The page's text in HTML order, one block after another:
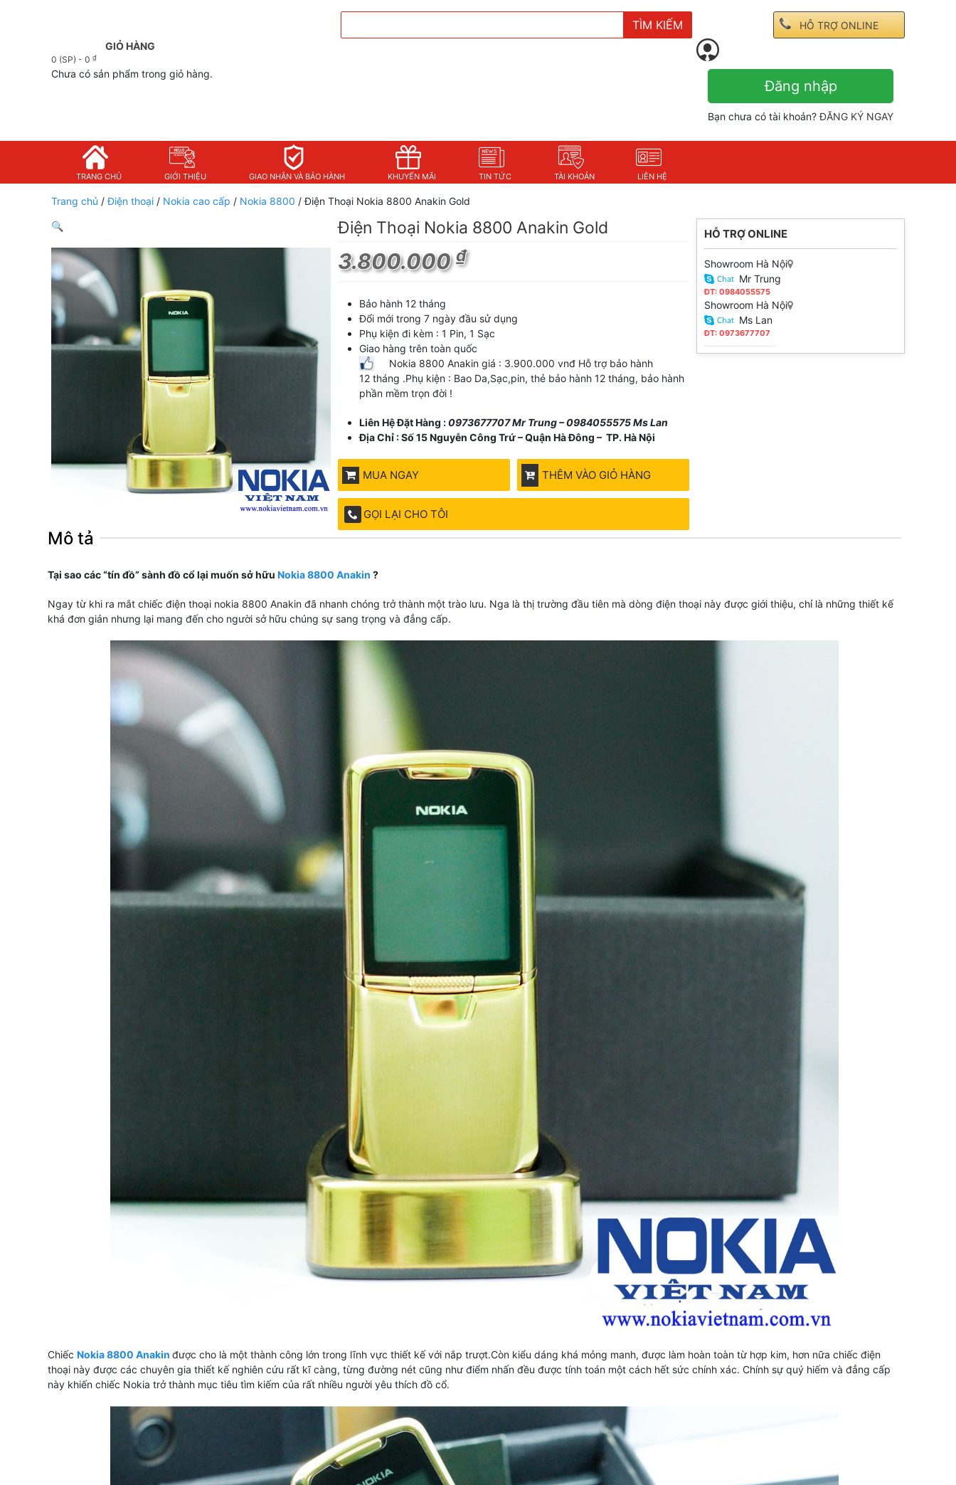
TÌM KIẾM
HỖ TRỢ ONLINE
GIỎ HÀNG
0 (SP) - 0 ₫
Chưa có sản phẩm trong giỏ hàng.
Đăng nhập
Bạn chưa có tài khoản?ĐĂNG KÝ NGAY
TRANG CHỦ GIỚI THIỆU GIAO NHẬN VÀ BẢO HÀNH KHUYẾN MÃI TIN TỨC TÀI KHOẢN LIÊN HỆ
Trang chủ /Điện thoại / Nokia cao cấp / Nokia 8800 / Điện Thoại Nokia 8800 Anakin Gold
🔍 Điện Thoại Nokia 8800 Anakin Gold
3.800.000₫
Bảo hành 12 tháng
Đổi mới trong 7 ngày đầu sử dụng
Phụ kiện đi kèm : 1 Pin, 1 Sạc
Giao hàng trên toàn quốc
Nokia 8800 Anakin giá : 3.900.000 vnđ Hỗ trợ bảo hành
12 tháng .Phụ kiện : Bao Da,Sạc,pin, thẻ bảo hành 12 tháng, bảo hành
phần mềm trọn đời !
Liên Hệ Đặt Hàng :0973677707 Mr Trung – 0984055575 Ms Lan
Địa Chỉ : Số 15 Nguyễn Công Trứ – Quận Hà Đông – TP. Hà Nội
MUA NGAY THÊM VÀO GIỎ HÀNG
GỌI LẠI CHO TÔI
HỖ TRỢ ONLINE
Showroom Hà Nội
Mr Trung
ĐT: 0984055575
Showroom Hà Nội
Ms Lan
ĐT: 0973677707
Mô tả
Tại sao các “tín đồ” sành đồ cổ lại muốn sở hữu Nokia 8800 Anakin ?
Ngay từ khi ra mắt chiếc điện thoại nokia 8800 Anakin đã nhanh chóng trở thành một trào lưu. Nga là thị trường đầu tiên mà dòng điện thoại này được giới thiệu, chỉ là những thiết kế
khá đơn giản nhưng lại mang đến cho người sở hữu chúng sự sang trọng và đẳng cấp.
Chiếc Nokia 8800 Anakin được cho là một thành công lớn trong lĩnh vực thiết kế với nắp trượt.Còn kiểu dáng khá mỏng manh, được làm hoàn toàn từ hợp kim, hơn nữa chiếc điện
thoại này được các chuyên gia thiết kế nghiên cứu rất kĩ càng, từng đường nét cũng như điểm nhấn đều được tính toán một cách hết sức chính xác. Chính sự quý hiếm và đẳng cấp
này khiến chiếc Nokia trở thành mục tiêu tìm kiếm của rất nhiều người yêu thích đồ cổ.